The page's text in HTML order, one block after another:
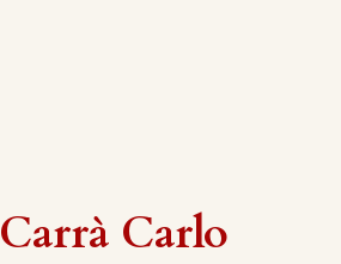
Carrà Carlo